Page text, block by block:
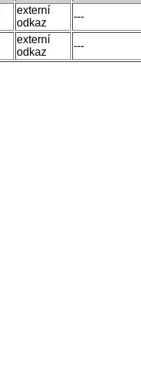
externí
odkaz
---
externí
odkaz
---